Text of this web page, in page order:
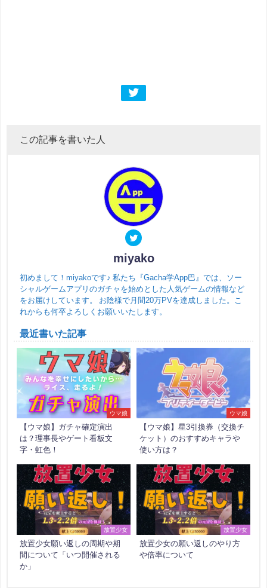
この記事を書いた人
miyako
初めまして！miyakoです♪ 私たち『Gacha学App巴』では、ソー
シャルゲームアプリのガチャを始めとした人気ゲームの情報など
をお届けしています。 お陰様で月間20万PVを達成しました。こ
れからも何卒よろしくお願いいたします。
最近書いた記事
ウマ娘
【ウマ娘】ガチャ確定演出
は？理事長やゲート看板文
字・虹色！
ウマ娘
【ウマ娘】星3引換券（交換チ
ケット）のおすすめキャラや
使い方は？
放置少女
放置少女願い返しの周期や期
間について「いつ開催される
か」
放置少女
放置少女の願い返しのやり方
や倍率について